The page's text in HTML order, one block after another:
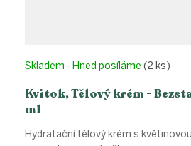
Kvitok, Tělový krém -
ml
Skladem - Hned posíláme (2 ks)
Hydratační tělový krém s